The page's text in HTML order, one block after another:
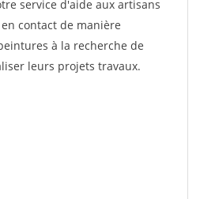
service d'aide aux artisans
contact de manière
à la recherche de
leurs projets travaux.